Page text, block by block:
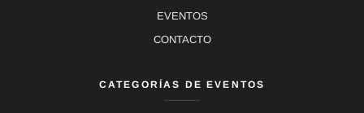
EVENTOS
CONTACTO
CATEGORÍAS DE EVENTOS